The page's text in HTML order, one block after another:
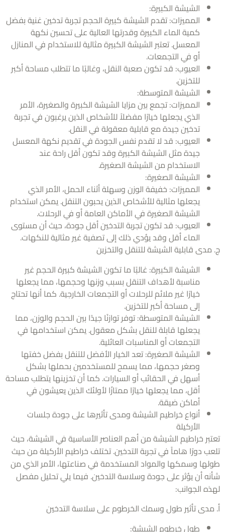
الشيشة الكبيرة:
المميزات: تقدم الشيشة كبيرة الحجم تجربة تدخين غنية بفضل
كمية الماء الكبيرة وقدرتها العالية على تحسين نكهة
المعسل. تعتبر الشيشة الكبيرة مثالية للاستخدام في المنازل
أو في التجمعات.
العيوب: قد تكون صعبة النقل، وغالبًا ما تتطلب مساحة أكبر
للتخزين.
الشيشة المتوسطة:
المميزات: تجمع بين مزايا الشيشة الكبيرة والصغيرة، الأمر
الذي يجعلها خيارًا مفضلاً للأشخاص الذين يرغبون في تجربة
تدخين جيدة مع قابلية معقولة في النقل.
العيوب: قد لا تقدم نفس الجودة في تقديم نكهة المعسل
جيدة مثل الشيشة الكبيرة وقد تكون أقل راحة عند
الاستخدام من الشيشة الصغيرة.
الشيشة الصغيرة:
المميزات: خفيفة الوزن وسهلة أثناء الحمل، الأمر الذي
يجعلها مثالية للأشخاص الذين يحبون التنقل. يمكن استخدام
الشيشة الصغيرة في الأماكن العامة أو في الرحلات.
العيوب: قد تكون تجربة التدخين أقل جودة، حيث أن مستوى
الماء أقل وقد يؤدي ذلك إلى تصفية غير مثالية للنكهات.
قابلية الشيشة للتنقل والتخزين
الشيشة الكبيرة: غالبًا ما تكون الشيشة كبيرة الحجم غير
مناسبة لأهداف التنقل بسبب وزنها وحجمها، مما يجعلها
خيارًا غير ملائم للرحلات أو التجمعات الخارجية. كما أنها تحتاج
إلى مساحة أكبر للتخزين.
الشيشة المتوسطة: توفر توازنًا جيدًا بين الحجم والوزن، مما
يجعلها قابلة للنقل بشكل معقول. يمكن استخدامها في
التجمعات أو المناسبات العائلية.
الشيشة الصغيرة: تعد الخيار الأفضل للتنقل بفضل خفتها
وصغر حجمها، مما يسمح للمستخدمين بحملها بشكل
أسهل في الحقائب أو السيارات. كما أن تخزينها يتطلب مساحة
أقل، مما يجعلها خيارًا ممتازًا لأولئك الذين يعيشون في
أماكن ضيقة.
أنواع خراطيم الشيشة ومدى تأثيرها على جودة جلسات
الأركيلة
خراطيم الشيشة من أهم العناصر الأساسية في الشيشة، حيث
دورًا هاماً في تجربة التدخين. تختلف خراطيم الأركيلة من حيث
وسمكها والمواد المستخدمة في صناعتها، الأمر الذي من
أن يؤثر على جودة وسلاسة التدخين. فيما يلي تحليل مفصل
الجوانب:
تأثير طول وسمك الخرطوم على سلاسة التدخين
طول خرطوم الشيشة: